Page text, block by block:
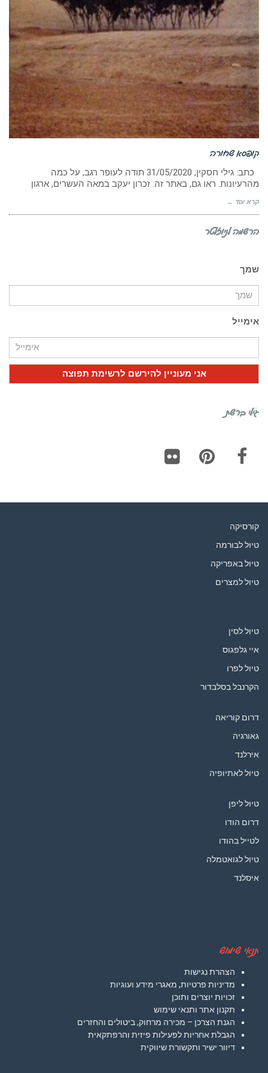
קופסא שחורה
כתב: גילי חסקין; ‏31/05/2020 תודה לעופר רגב, על כמה
מהרעיונות. ראו גם, באתר זה: זכרון יעקב במאה העשרים, ארגון
קרא עוד ←
הרשמה לניוזלטר
שמך
אימייל
גילי ברשת
קורסיקה
טיול לבורמה
טיול באפריקה
טיול למצרים
טיול לסין
איי גלפגוס
טיול לפרו
הקרנבל בסלבדור
דרום קוריאה
גאורגיה
אירלנד
טיול לאתיופיה
טיול ליפן
דרום הודו
לטייל בהודו
טיול לגואטמלה
איסלנד
תנאי שימוש
הצהרת נגישות
מדיניות פרטיות, מאגרי מידע ועוגיות
זכויות יוצרים ותוכן
תקנון אתר ותנאי שימוש
הגנת הצרכן – מכירה מרחוק, ביטולים והחזרים
הגבלת אחריות לפעילות פיזית והרפתקאית
דיוור ישיר ותקשורת שיווקית